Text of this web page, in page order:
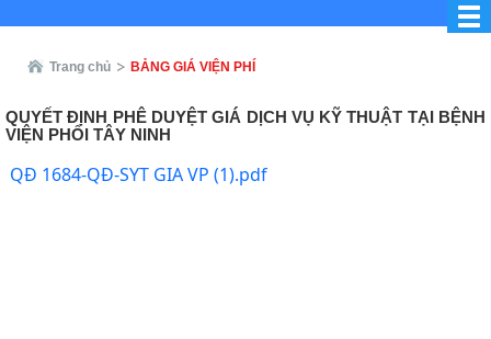
Trang chủ BẢNG GIÁ VIỆN PHÍ
QUYẾT ĐỊNH PHÊ DUYỆT GIÁ DỊCH VỤ KỸ THUẬT TẠI BỆNH
VIỆN PHỔI TÂY NINH
QĐ 1684-QĐ-SYT GIA VP (1).pdf